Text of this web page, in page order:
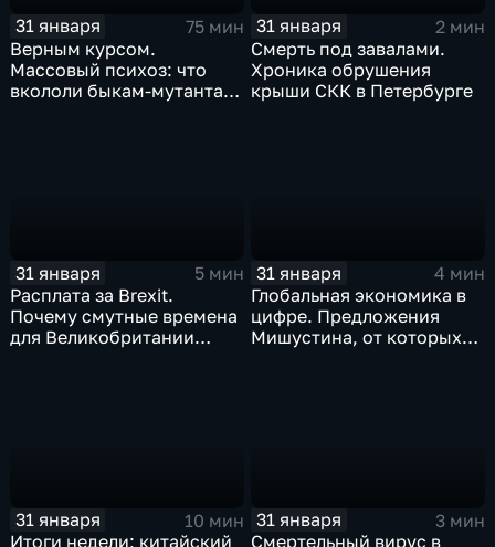
31 января
75 мин
Верным курсом.
Массовый психоз: что
вкололи быкам-мутантам,
31 января
2 мин
Смерть под завалами.
Хроника обрушения
крыши СКК в Петербурге
31 января
5 мин
Расплата за Brexit.
Почему смутные времена
для Великобритании
31 января
4 мин
Глобальная экономика в
цифре. Предложения
Мишустина, от которых
31 января
10 мин
Итоги недели: китайский
31 января
3 мин
Смертельный вирус в